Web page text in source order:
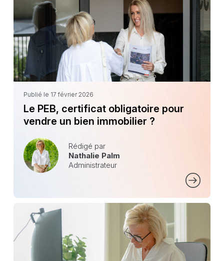
Publié le 17 février 2026
Le PEB, certificat obligatoire pour
vendre un bien immobilier ?
Rédigé par
Nathalie Palm
Administrateur